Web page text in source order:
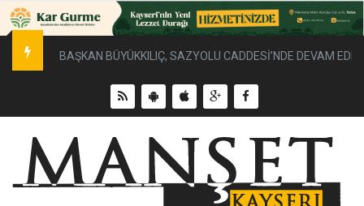
BAŞKAN BÜYÜKKILIÇ, SAZYOLU CADDESİ’NDE DEVAM